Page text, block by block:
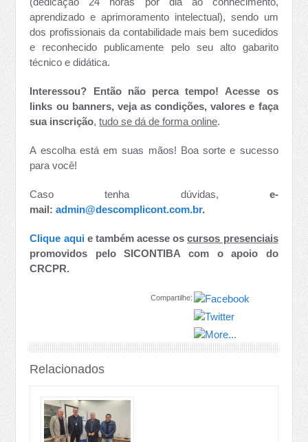
aprendizado e aprimoramento intelectual), sendo um
dos profissionais da contabilidade mais bem sucedidos
e reconhecido publicamente pelo seu alto gabarito
técnico e didática.
Interessou? Então não perca tempo!
Acesse os
links ou banners, veja as condições, valores e faça
sua inscrição,tudo se dá de forma online.
A escolha está em suas mãos! Boa sorte e sucesso
para você!
Caso tenha dúvidas, e-
mail:admin@descomplicont.com.br.
Clique aquie também acesse oscursos presenciais
promovidos pelo SICONTIBA com o apoio do
CRCPR.
Compartilhe:
Relacionados